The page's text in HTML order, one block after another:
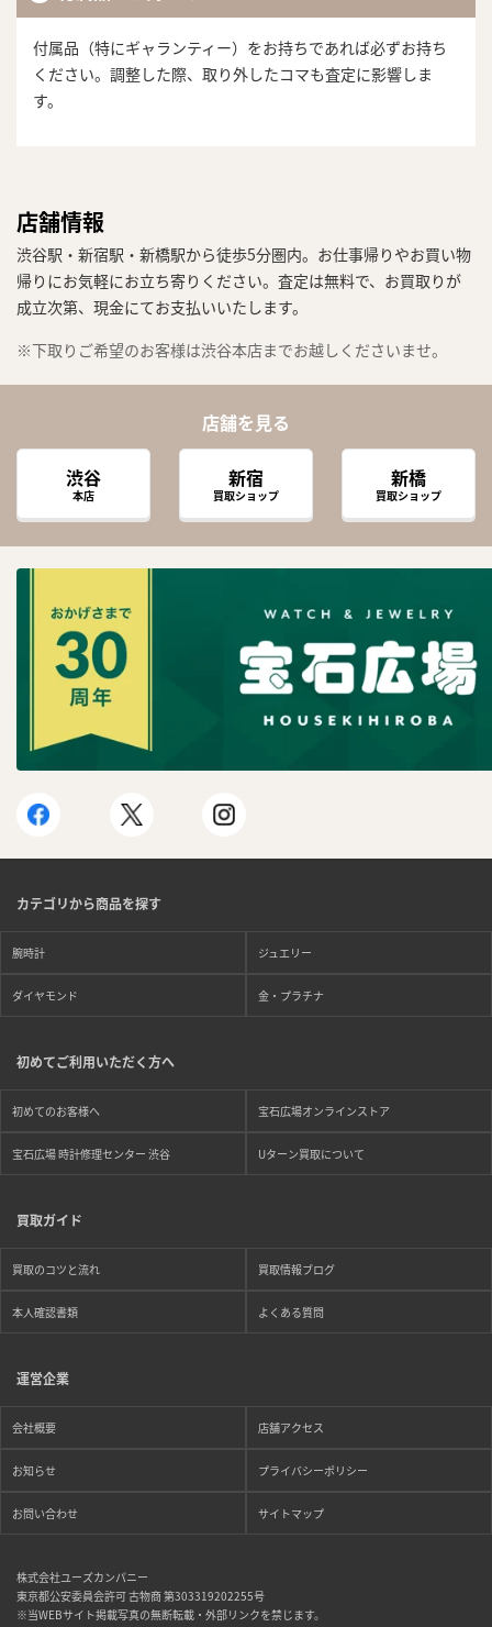
付属品（特にギャランティー）をお持ちであれば必ずお持ち
ください。調整した際、取り外したコマも査定に影響しま
す。
店舗情報
渋谷駅・新宿駅・新橋駅から徒歩5分圏内。お仕事帰りやお買い物
帰りにお気軽にお立ち寄りください。査定は無料で、お買取りが
成立次第、現金にてお支払いいたします。
※下取りご希望のお客様は渋谷本店までお越しくださいませ。
店舗を見る
渋谷
本店
新宿
買取ショップ
新橋
買取ショップ
カテゴリから商品を探す
腕時計 ジュエリー
ダイヤモンド 金・プラチナ
初めてご利用いただく方へ
初めてのお客様へ 宝石広場オンラインストア
宝石広場 時計修理センター 渋谷 Uターン買取について
買取ガイド
買取のコツと流れ 買取情報ブログ
本人確認書類 よくある質問
運営企業
会社概要 店舗アクセス
お知らせ プライバシーポリシー
お問い合わせ サイトマップ
株式会社ユーズカンパニー
東京都公安委員会許可 古物商 第303319202255号
※当WEBサイト掲載写真の無断転載・外部リンクを禁じます。